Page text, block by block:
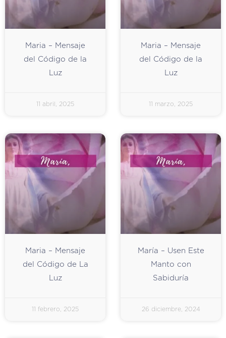
Maria – Mensaje
del Código de la
Luz
11 abril, 2025
Maria – Mensaje
del Código de la
Luz
11 marzo, 2025
Maria – Mensaje
del Código de La
Luz
11 febrero, 2025
María – Usen Este
Manto con
Sabiduría
26 diciembre, 2024